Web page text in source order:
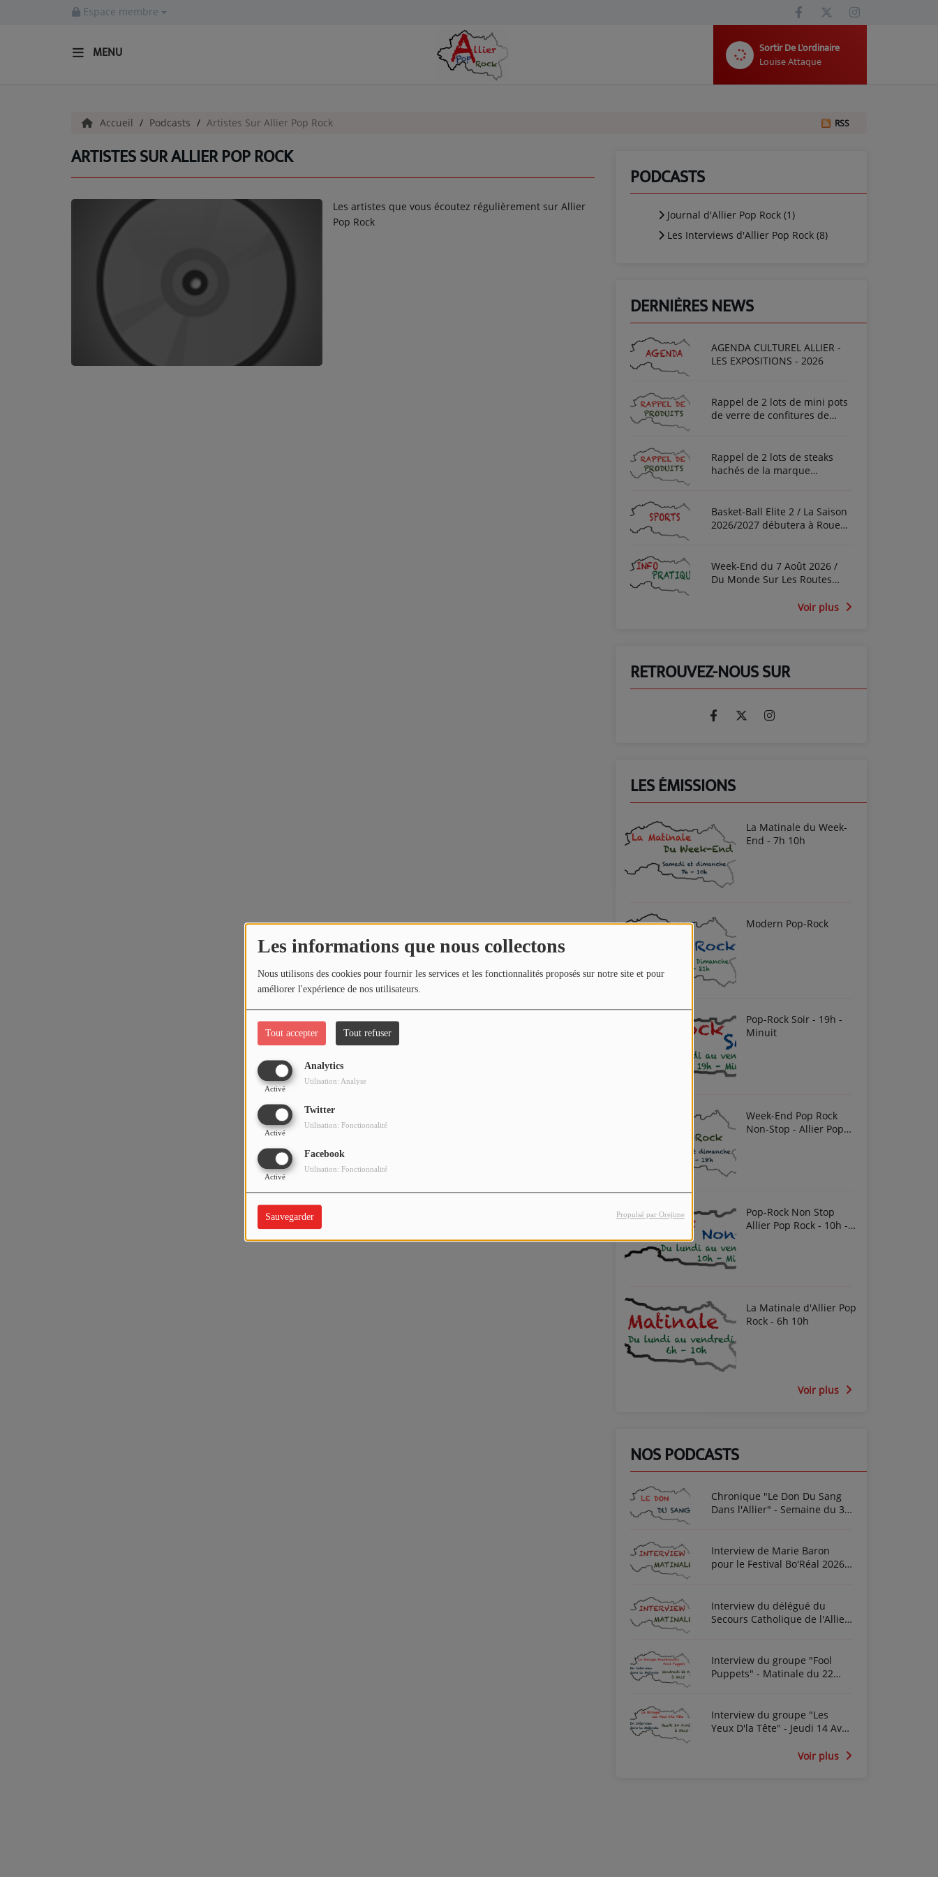
Les informations que nous collectons
Nous utilisons des cookies pour fournir les services et les fonctionnalités proposés sur notre site et pour
améliorer l'expérience de nos utilisateurs.
Tout accepter Tout refuser
Analytics
Activé
Utilisation: Analyse
Twitter
Activé
Utilisation: Fonctionnalité
Facebook
Activé
Utilisation: Fonctionnalité
Sauvegarder Propulsé par Orejime
Espace membre
MENU
Sortir De L'ordinaire
Louise Attaque
INFOS - ALLIER
Accueil Podcasts Artistes Sur Allier Pop Rock RSS
ARTISTES SUR ALLIER POP ROCK
Les artistes que vous écoutez régulièrement sur Allier
Pop Rock
PODCASTS
Journal d'Allier Pop Rock (1)
Les Interviews d'Allier Pop Rock (8)
DERNIÈRES NEWS
AGENDA CULTUREL ALLIER -
LES EXPOSITIONS - 2026
Rappel de 2 lots de mini pots
de verre de confitures de
Rappel de 2 lots de steaks
hachés de la marque
Basket-Ball Elite 2 / La Saison
2026/2027 débutera à Rouen
Week-End du 7 Août 2026 /
Du Monde Sur Les Routes
Voir plus
RETROUVEZ-NOUS SUR
LES ÉMISSIONS
La Matinale du Week-
End - 7h 10h
Modern Pop-Rock
Pop-Rock Soir - 19h -
Minuit
Week-End Pop Rock
Non-Stop - Allier Pop
Pop-Rock Non Stop
Allier Pop Rock - 10h -
La Matinale d'Allier Pop
Rock - 6h 10h
Voir plus
NOS PODCASTS
Chronique "Le Don Du Sang
Dans l'Allier" - Semaine du 3
Interview de Marie Baron
pour le Festival Bo'Réal 2026
Interview du délégué du
Secours Catholique de l'Allier
Interview du groupe "Fool
Puppets" - Matinale du 22
Interview du groupe "Les
Yeux D'la Tête" - Jeudi 14 Avril
Voir plus